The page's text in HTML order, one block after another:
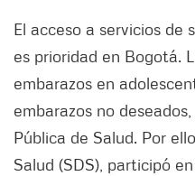
El acceso a servicios de
es prioridad en Bogotá.
embarazos en
embarazos no
Pública de Salud. Por
Salud (SDS), participó